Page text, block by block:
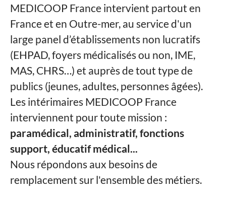
MEDICOOP France intervient partout en
France et en Outre-mer, au service d'un
large panel d’établissements non lucratifs
(EHPAD, foyers médicalisés ou non, IME,
MAS, CHRS…) et auprès de tout type de
publics (jeunes, adultes, personnes âgées).
Les intérimaires MEDICOOP France
interviennent pour toute mission :
paramédical, administratif, fonctions
support, éducatif médical...
Nous répondons aux besoins de
remplacement sur l'ensemble des métiers.